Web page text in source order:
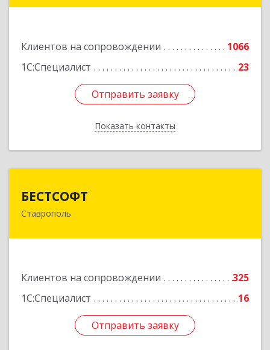
Клиентов на сопровождении
1066
1С:Специалист
23
Отправить заявку
Показать контакты
Отправить заявку
Назад
БЕСТСОФТ
Ставрополь
Клиентов на сопровождении
325
1С:Специалист
16
Отправить заявку
355011, Ставропольский край, Ставрополь г,
Отправить заявку